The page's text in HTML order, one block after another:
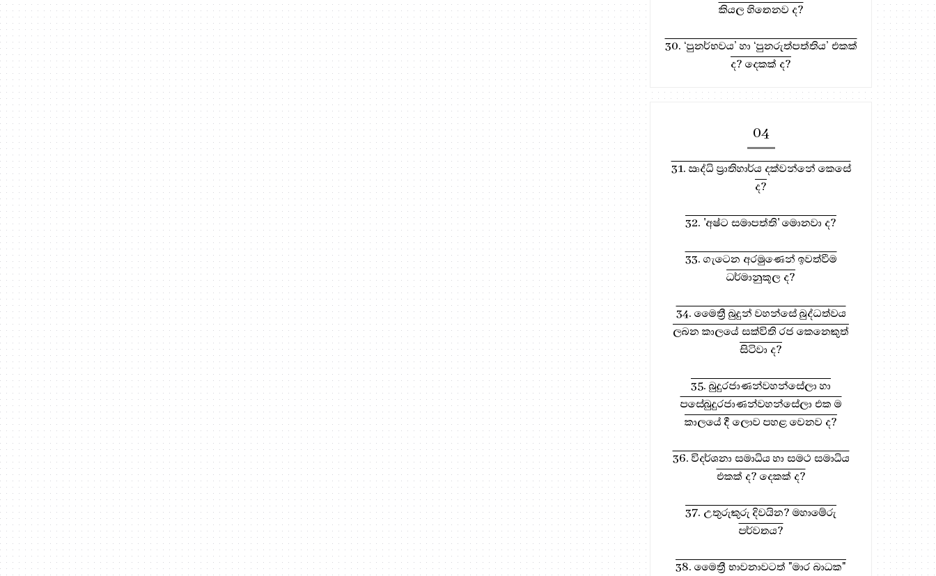
කියල හිතෙනව ද?
30. ‘පුනර්භවය’ හා ‘පුනරුත්පත්තිය’ එකක්
ද? දෙකක් ද?
04
31. ඍද්ධි ප්‍රාතිහාර්ය දක්වන්නේ කෙසේ
ද?
32. 'අෂ්ට සමාපත්ති' මොනවා ද?
33. ගැටෙන අරමුණෙන් ඉවත්වීම
ධර්මානුකූල ද?
34. මෛත්‍රී බුදුන් වහන්සේ බුද්ධත්වය
ලබන කාලයේ සක්විති රජ කෙනෙකුත්
සිටිවා ද?
35. බුදුරජාණන්වහන්සේලා හා
පසේබුදුරජාණන්වහන්සේලා එක ම
කාලයේ දී ලොව පහළ වෙනව ද?
36. විදර්ශනා සමාධිය හා සමථ සමාධිය
එකක් ද? දෙකක් ද?
37. උතුරුකුරු දිවයින? මහාමේරු
පර්වතය?
38. මෛත්‍රී භාවනාවටත් "මාර බාධක"